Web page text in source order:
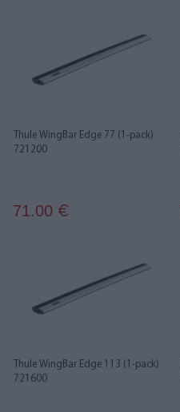
Thule WingBar Edge 77 (1-pack)
721200
71.00 €
Thule WingBar Edge 113 (1-pack)
721600